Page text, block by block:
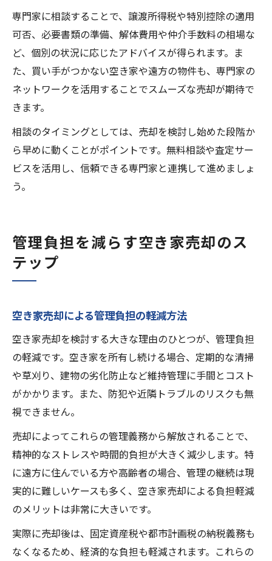
専門家に相談することで、譲渡所得税や特別控除の適用
可否、必要書類の準備、解体費用や仲介手数料の相場な
ど、個別の状況に応じたアドバイスが得られます。ま
た、買い手がつかない空き家や遠方の物件も、専門家の
ネットワークを活用することでスムーズな売却が期待で
きます。
相談のタイミングとしては、売却を検討し始めた段階か
ら早めに動くことがポイントです。無料相談や査定サー
ビスを活用し、信頼できる専門家と連携して進めましょ
う。
管理負担を減らす空き家売却のス
テップ
空き家売却による管理負担の軽減方法
空き家売却を検討する大きな理由のひとつが、管理負担
の軽減です。空き家を所有し続ける場合、定期的な清掃
や草刈り、建物の劣化防止など維持管理に手間とコスト
がかかります。また、防犯や近隣トラブルのリスクも無
視できません。
売却によってこれらの管理義務から解放されることで、
精神的なストレスや時間的負担が大きく減少します。特
に遠方に住んでいる方や高齢者の場合、管理の継続は現
実的に難しいケースも多く、空き家売却による負担軽減
のメリットは非常に大きいです。
実際に売却後は、固定資産税や都市計画税の納税義務も
なくなるため、経済的な負担も軽減されます。これらの